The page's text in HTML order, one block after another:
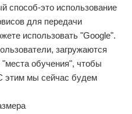
способ-это использование
для передачи
использовать "Google".
загружаются
обучения", чтобы
этим мы сейчас будем